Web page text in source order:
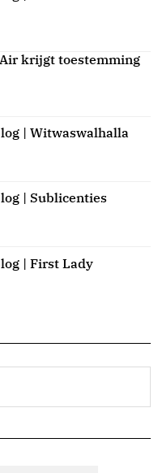
krijgt toestemming
| Witwaswalhalla
| Sublicenties
| First Lady